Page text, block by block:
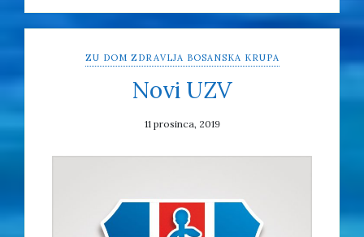
ZU DOM ZDRAVLJA BOSANSKA KRUPA
Novi UZV
11 prosinca, 2019